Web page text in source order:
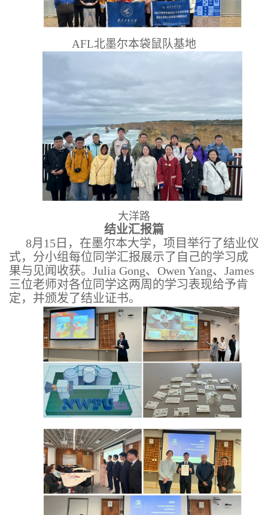
AFL北墨尔本袋鼠队基地
大洋路
结业汇报篇
8月15日，在墨尔本大学，项目举行了结业仪
式，分小组每位同学汇报展示了自己的学习成
果与见闻收获。Julia Gong、Owen Yang、 James
三位老师对各位同学这两周的学习表现给予肯
定，并颁发了结业证书。